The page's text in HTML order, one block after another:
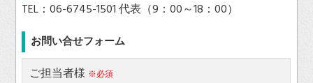
TEL：06-6745-1501 代表（9：00～18：00）
お問い合せフォーム
ご担当者様 ※必須